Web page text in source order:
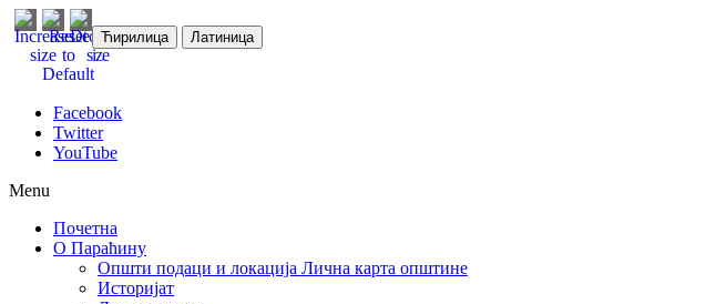
Ћирилица Латиница
Facebook
Twitter
YouTube
Menu
Почетна
О Параћину
Општи подаци и локација Лична карта општине
Историјат